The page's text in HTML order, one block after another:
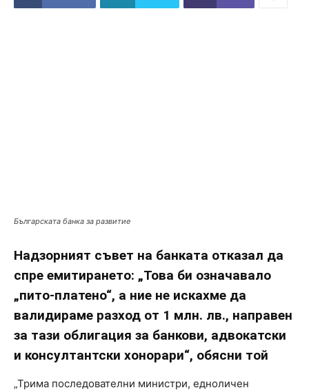
Българската банка за развитие
Надзорният съвет на банката отказал да
спре емитирането: „Това би означавало
„пито-платено“, а ние не искахме да
валидираме разход от 1 млн. лв., направен
за тази облигация за банкови, адвокатски
и консултантски хонорари“, обясни той
„Трима последователни министри, едноличен